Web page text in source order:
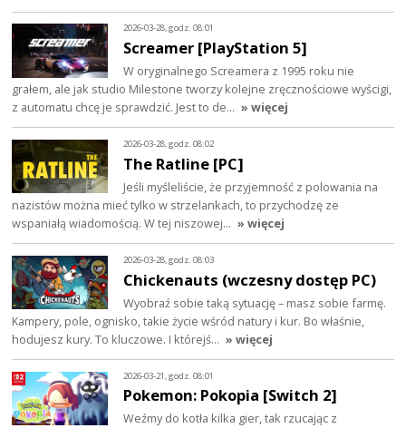
2026-03-28, godz. 08:01
Screamer [PlayStation 5]
W oryginalnego Screamera z 1995 roku nie
grałem, ale jak studio Milestone tworzy kolejne zręcznościowe wyścigi,
z automatu chcę je sprawdzić. Jest to de… » więcej
2026-03-28, godz. 08:02
The Ratline [PC]
Jeśli myśleliście, że przyjemność z polowania na
nazistów można mieć tylko w strzelankach, to przychodzę ze
wspaniałą wiadomością. W tej niszowej… » więcej
2026-03-28, godz. 08:03
Chickenauts (wczesny dostęp PC)
Wyobraź sobie taką sytuację – masz sobie farmę.
Kampery, pole, ognisko, takie życie wśród natury i kur. Bo właśnie,
hodujesz kury. To kluczowe. I którejś… » więcej
2026-03-21, godz. 08:01
Pokemon: Pokopia [Switch 2]
Weźmy do kotła kilka gier, tak rzucając z